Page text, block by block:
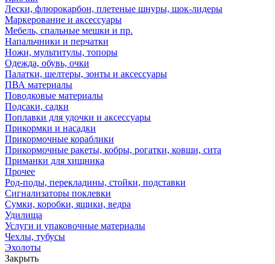
Лески, флюрокарбон, плетеные шнуры, шок-лидеры
Маркерование и аксессуары
Мебель, спальные мешки и пр.
Напальчники и перчатки
Ножи, мультитулы, топоры
Одежда, обувь, очки
Палатки, шелтеры, зонты и аксессуары
ПВА материалы
Поводковые материалы
Подсаки, садки
Поплавки для удочки и аксессуары
Прикормки и насадки
Прикормочные кораблики
Прикормочные ракеты, кобры, рогатки, ковши, сита
Приманки для хищника
Прочее
Род-поды, перекладины, стойки, подставки
Сигнализаторы поклевки
Сумки, коробки, ящики, ведра
Удилища
Услуги и упаковочные материалы
Чехлы, тубусы
Эхолоты
Закрыть